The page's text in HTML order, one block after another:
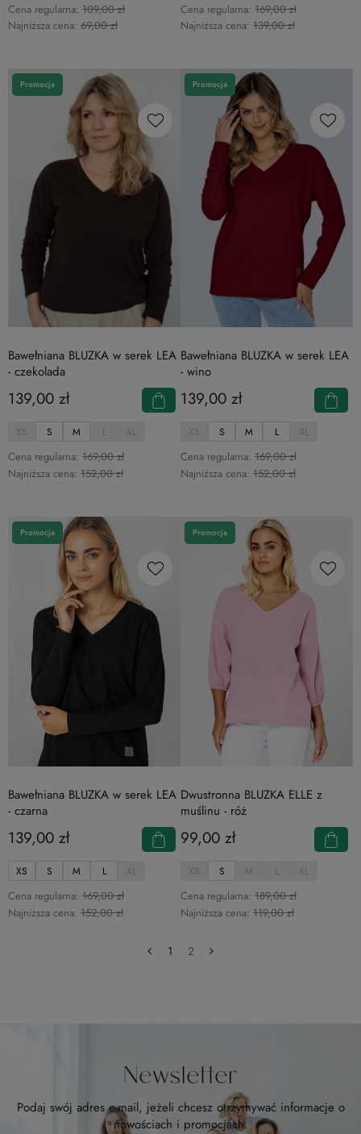
Cena regularna: 109,00 zł
Najniższa cena: 69,00 zł
Cena regularna: 169,00 zł
Najniższa cena: 139,00 zł
Bawełniana BLUZKA w serek LEA
- czekolada
139,00 zł
Cena regularna: 169,00 zł
Najniższa cena: 152,00 zł
XS S M L XL
Promocja
Bawełniana BLUZKA w serek LEA
- wino
139,00 zł
Cena regularna: 169,00 zł
Najniższa cena: 152,00 zł
XS S M L XL
Promocja
Bawełniana BLUZKA w serek LEA
- czarna
139,00 zł
Cena regularna: 169,00 zł
Najniższa cena: 152,00 zł
XS S M L XL
Promocja
Dwustronna BLUZKA ELLE z
muślinu - róż
99,00 zł
Cena regularna: 189,00 zł
Najniższa cena: 119,00 zł
XS S M L XL
Promocja
1 2
Newsletter
Podaj swój adres e-mail, jeżeli chcesz otrzymywać informacje o
nowościach i promocjach.